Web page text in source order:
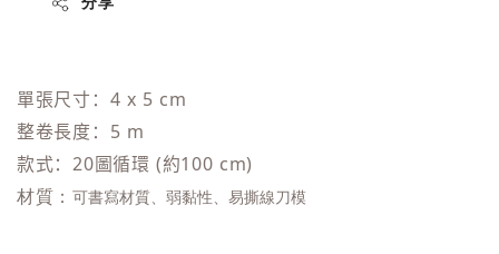
單張尺寸：4 x 5 cm
整卷長度：5 m
款式：20圖循環 (約100 cm)
材質：可書寫材質、弱黏性、易撕線刀模